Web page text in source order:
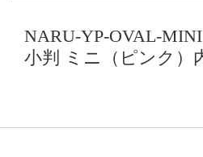
NARU-YP-OVAL-
小判 ミニ（ピンク）